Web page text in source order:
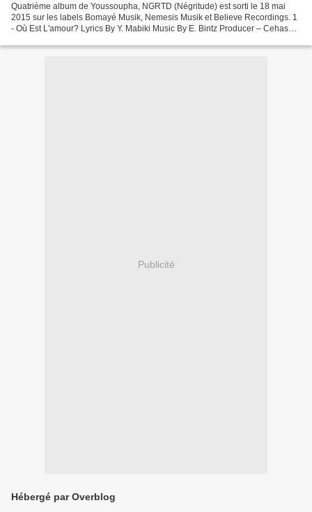
Quatrième album de Youssoupha, NGRTD (Négritude) est sorti le 18 mai
2015 sur les labels Bomayé Musik, Nemesis Musik et Believe Recordings. 1
- Où Est L'amour? Lyrics By Y. Mabiki Music By E. Bintz Producer – Cehashi
Publicité
Hébergé par Overblog